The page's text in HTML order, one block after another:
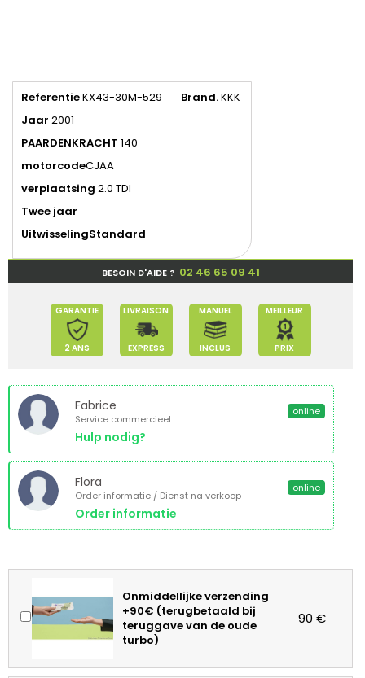
ReferentieKX43-30M-529 Brand.KKK
Jaar 2001
PAARDENKRACHT 140
motorcodeCJAA
verplaatsing 2.0 TDI
Twee jaar
UitwisselingStandard
BESOIN D'AIDE ? 02 46 65 09 41
GARANTIE
2 ANS
LIVRAISON
EXPRESS
MANUEL
INCLUS
MEILLEUR
PRIX
Fabrice
Service commercieel
Hulp nodig?
online
Flora
Order informatie / Dienst na verkoop
Order informatie
online
Onmiddellijke verzending
+90€ (terugbetaald bij
teruggave van de oude
turbo)
90 €